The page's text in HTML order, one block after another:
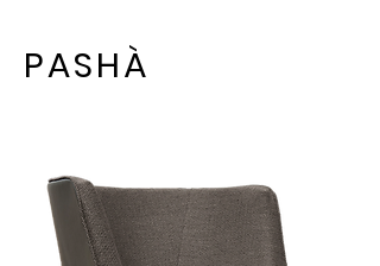
PASHÀ